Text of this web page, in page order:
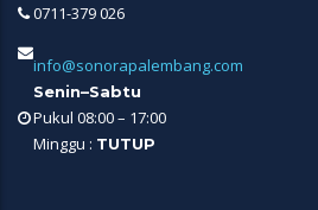
0711-379 026
info@sonorapalembang.com
Senin–Sabtu
Pukul 08:00 – 17:00
Minggu : TUTUP